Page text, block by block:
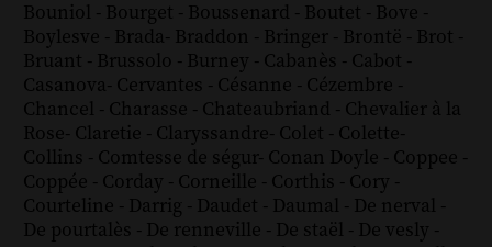
Bouniol - Bourget - Boussenard - Boutet - Bove -
Boylesve - Brada- Braddon - Bringer - Brontë - Brot -
Bruant - Brussolo - Burney - Cabanès - Cabot -
Casanova- Cervantes - Césanne - Cézembre -
Chancel - Charasse - Chateaubriand - Chevalier à la
Rose- Claretie - Claryssandre- Colet - Colette-
Collins - Comtesse de ségur- Conan Doyle - Coppee -
Coppée - Corday - Corneille - Corthis - Cory -
Courteline - Darrig - Daudet - Daumal - De nerval -
De pourtalès - De renneville - De staël - De vesly -